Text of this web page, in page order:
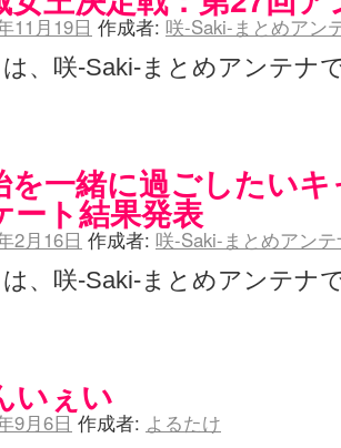
11月19日 作成者: 咲-Saki-まとめアン
は、咲-Saki-まとめアンテ
を一緒に過ごしたい
ート結果発表
2月16日 作成者: 咲-Saki-まとめアン
は、咲-Saki-まとめアンテ
いぇい
9月6日 作成者: よるたけ